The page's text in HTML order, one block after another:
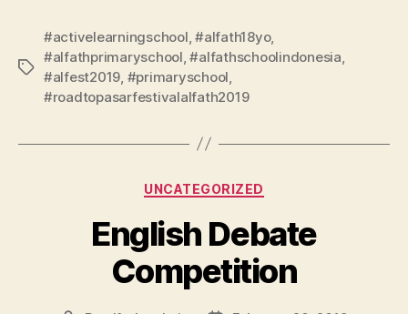
#activelearningschool ,#alfath18yo,
#alfathprimaryschool ,#alfathschoolindonesia
#alfest2019 #primaryschool
#roadtopasarfestivalalfath2019
UNCATEGORIZED
English Debate
Competition